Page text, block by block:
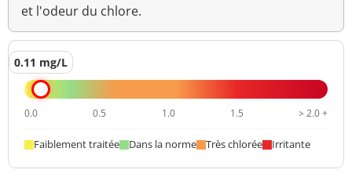
et l'odeur du chlore.
0.11 mg/L
0.0 0.5 1.0 1.5 > 2.0 +
Faiblement traitée Dans la norme Très chlorée Irritante